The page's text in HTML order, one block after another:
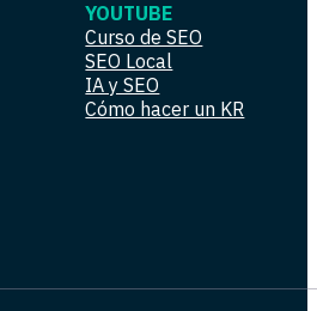
YOUTUBE
Curso de SEO
SEO Local
IA y SEO
Cómo hacer un KR